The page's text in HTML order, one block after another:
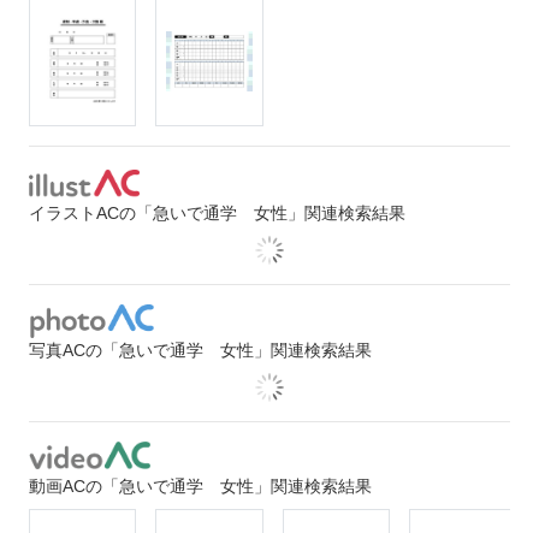
イラストACの「急いで通学 女性」関連検索結果
写真ACの「急いで通学 女性」関連検索結果
動画ACの「急いで通学 女性」関連検索結果